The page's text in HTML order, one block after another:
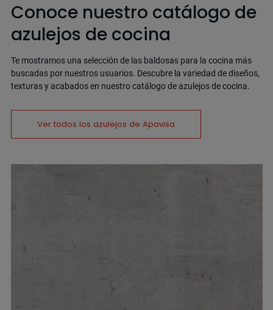
Conoce nuestro catálogo de
azulejos de cocina
Te mostramos una selección de las baldosas para la cocina más
buscadas por nuestros usuarios. Descubre la variedad de diseños,
texturas y acabados en nuestro catálogo de azulejos de cocina.
Ver todos los azulejos de Apavisa